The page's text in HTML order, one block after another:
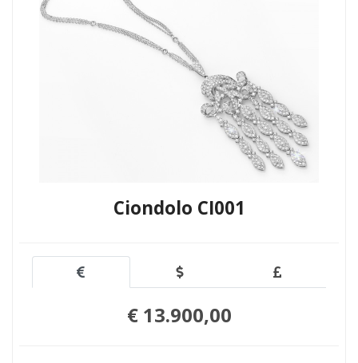
Ciondolo CI001
€ 13.900,00